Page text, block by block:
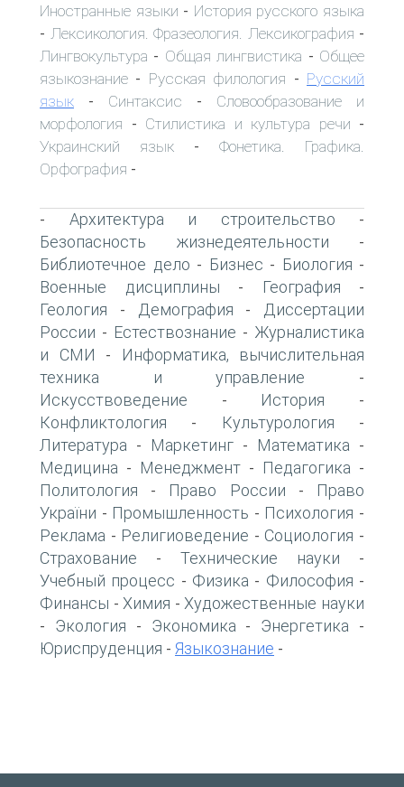
Иностранные языки - История русского языка
- Лексикология. Фразеология. Лексикография -
Лингвокультура - Общая лингвистика - Общее
языкознание - Русская филология - Русский
язык - Синтаксис - Словообразование и
морфология - Стилистика и культура речи -
Украинский язык - Фонетика. Графика.
Орфография -
- Архитектура и строительство -
Безопасность жизнедеятельности -
Библиотечное дело - Бизнес - Биология -
Военные дисциплины - География -
Геология - Демография -
Диссертации
России - Естествознание - Журналистика
и СМИ -
Информатика, вычислительная
техника и управление -
Искусствоведение - История -
Конфликтология - Культурология -
Литература - Маркетинг - Математика -
Медицина - Менеджмент - Педагогика -
Политология - Право России -
Право
України - Промышленность - Психология -
Реклама - Религиоведение - Социология -
Страхование - Технические науки -
Учебный процесс - Физика - Философия -
Финансы - Химия - Художественные науки
- Экология - Экономика - Энергетика -
Юриспруденция - Языкознание -